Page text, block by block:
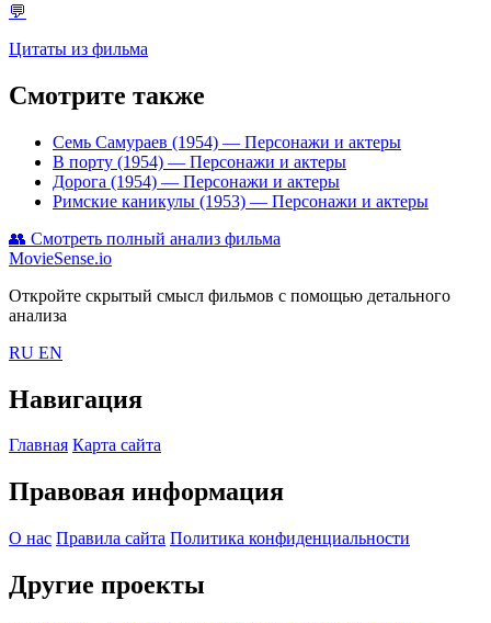
💬
Цитаты из фильма
Смотрите также
Семь Самураев (1954) — Персонажи и актеры
В порту (1954) — Персонажи и актеры
Дорога (1954) — Персонажи и актеры
Римские каникулы (1953) — Персонажи и актеры
👥 Смотреть полный анализ фильма
MovieSense.io
Откройте скрытый смысл фильмов с помощью детального
анализа
RU EN
Навигация
Главная Карта сайта
Правовая информация
О нас Правила сайта Политика конфиденциальности
Другие проекты